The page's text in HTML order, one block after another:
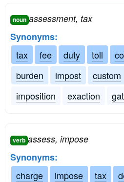
noun assessment, tax
Synonyms:
tax
fee duty toll
burden
impost custom
imposition
exaction
verb assess, impose
Synonyms:
charge
impose tax